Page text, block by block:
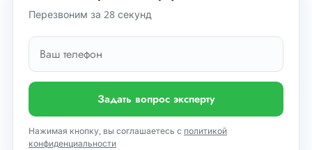
Перезвоним за 28 секунд
Задать вопрос эксперту
Нажимая кнопку, вы соглашаетесь с политикой
конфиденциальности